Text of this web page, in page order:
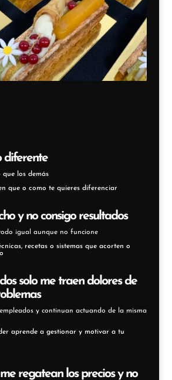
diferente
que los demás
que o como te quieres diferenciar
y no consigo resultados
igual aunque no funcione
recetas o sistemas que acorten o
solo me traen dolores de
y continuan actuando de la misma
aprende a gestionar y motivar a tu
me regatean los precios y no